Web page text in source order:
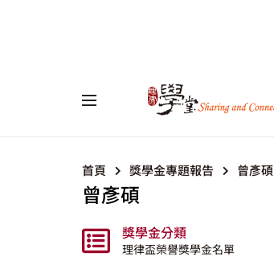
首頁 獎學金專題報告 曾彥碩
曾彥碩
獎學金分類
理律盃榮譽獎學金名單